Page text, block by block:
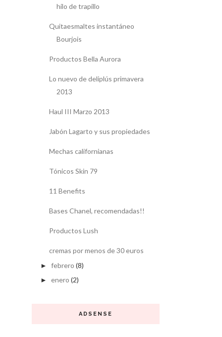
hilo de trapillo
Quitaesmaltes instantáneo
Bourjois
Productos Bella Aurora
Lo nuevo de deliplús primavera
2013
Haul III Marzo 2013
Jabón Lagarto y sus propiedades
Mechas californianas
Tónicos Skin 79
11 Benefits
Bases Chanel, recomendadas!!
Productos Lush
cremas por menos de 30 euros
► febrero (8)
► enero (2)
ADSENSE